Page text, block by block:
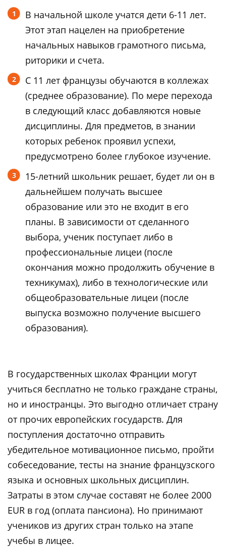
В начальной школе учатся дети 6-11 лет.
Этот этап нацелен на приобретение
начальных навыков грамотного письма,
риторики и счета.
С 11 лет французы обучаются в коллежах
(среднее образование). По мере перехода
в следующий класс добавляются новые
дисциплины. Для предметов, в знании
которых ребенок проявил успехи,
предусмотрено более глубокое изучение.
15-летний школьник решает, будет ли он в
дальнейшем получать высшее
образование или это не входит в его
планы. В зависимости от сделанного
выбора, ученик поступает либо в
профессиональные лицеи (после
окончания можно продолжить обучение в
техникумах), либо в технологические или
общеобразовательные лицеи (после
выпуска возможно получение высшего
образования).
В государственных школах Франции могут
учиться бесплатно не только граждане страны,
но и иностранцы. Это выгодно отличает страну
от прочих европейских государств. Для
поступления достаточно отправить
убедительное мотивационное письмо, пройти
собеседование, тесты на знание французского
языка и основных школьных дисциплин.
Затраты в этом случае составят не более 2000
EUR в год (оплата пансиона). Но принимают
учеников из других стран только на этапе
учебы в лицее.